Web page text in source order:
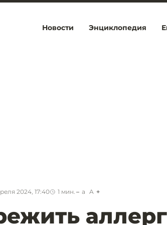
Новости Энциклопедия
2024, 17:40 1 мин. a A